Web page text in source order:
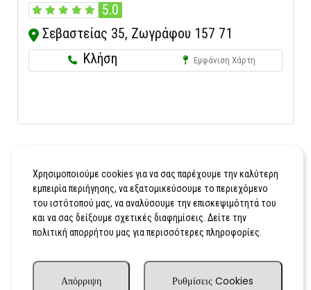
5.0
Σεβαστείας 35, Ζωγράφου 157 71
Κλήση
Εμφάνιση Χάρτη
Χρησιμοποιούμε cookies για να σας παρέχουμε την καλύτερη
εμπειρία περιήγησης, να εξατομικεύσουμε το περιεχόμενο
του ιστότοπού μας, να αναλύσουμε την επισκεψιμότητά του
και να σας δείξουμε σχετικές διαφημίσεις. Δείτε την
πολιτική απορρήτου μας για περισσότερες πληροφορίες.
Ρυθμίσεις Cookies
Απόρριψη